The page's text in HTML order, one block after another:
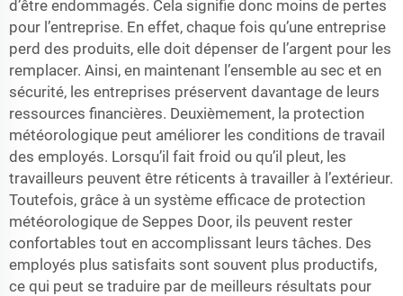
d’être endommagés. Cela signifie donc moins de pertes
pour l’entreprise. En effet, chaque fois qu’une entreprise
perd des produits, elle doit dépenser de l’argent pour les
remplacer. Ainsi, en maintenant l’ensemble au sec et en
sécurité, les entreprises préservent davantage de leurs
ressources financières. Deuxièmement, la protection
météorologique peut améliorer les conditions de travail
des employés. Lorsqu’il fait froid ou qu’il pleut, les
travailleurs peuvent être réticents à travailler à l’extérieur.
Toutefois, grâce à un système efficace de protection
météorologique de Seppes Door, ils peuvent rester
confortables tout en accomplissant leurs tâches. Des
employés plus satisfaits sont souvent plus productifs,
ce qui peut se traduire par de meilleurs résultats pour